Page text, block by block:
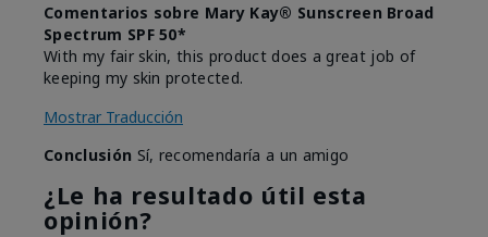
Comentarios sobre Mary Kay® Sunscreen Broad
Spectrum SPF 50*
With my fair skin, this product does a great job of
keeping my skin protected.
Mostrar Traducción
Conclusión Sí, recomendaría a un amigo
¿Le ha resultado útil esta
opinión?